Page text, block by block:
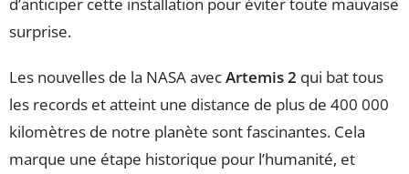
surprise.
Les nouvelles de la NASA avecArtemis 2 qui bat tous
les records et atteint une distance de plus de 400 000
kilomètres de notre planète sont fascinantes. Cela
marque une étape historique pour l’humanité, et